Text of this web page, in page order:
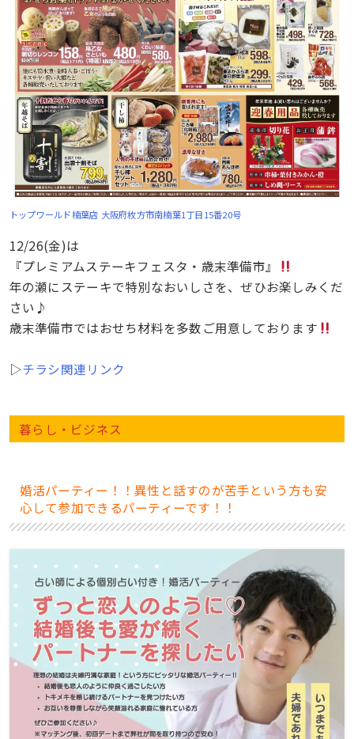
トップワールド楠葉店 大阪府枚方市南楠葉1丁目15番20号
12/26(金)は
『プレミアムステーキフェスタ・歳末準備市』
年の瀬にステーキで特別なおいしさを、ぜひお楽しみくだ
さい♪
歳末準備市ではおせち材料を多数ご用意しております
▷チラシ関連リンク
暮らし・ビジネス
婚活パーティー！！異性と話すのが苦手という方も安
心して参加できるパーティーです！！